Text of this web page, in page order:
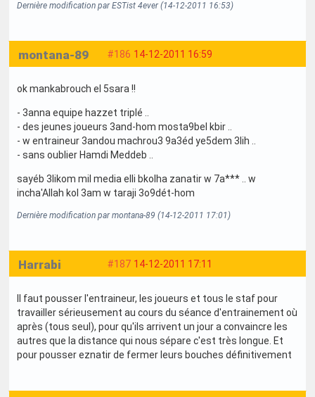
Dernière modification par ESTist 4ever (14-12-2011 16:53)
#186 14-12-2011 16:59
montana-89
ok mankabrouch el 5sara !!
- 3anna equipe hazzet triplé ..
- des jeunes joueurs 3and-hom mosta9bel kbir ..
- w entraineur 3andou machrou3 9a3éd ye5dem 3lih ..
- sans oublier Hamdi Meddeb ..
sayéb 3likom mil media elli bkolha zanatir w 7a*** .. w
incha'Allah kol 3am w taraji 3o9dét-hom
Dernière modification par montana-89 (14-12-2011 17:01)
#187 14-12-2011 17:11
Harrabi
Il faut pousser l'entraineur, les joueurs et tous le staf pour
travailler sérieusement au cours du séance d'entrainement où
après (tous seul), pour qu'ils arrivent un jour a convaincre les
autres que la distance qui nous sépare c'est très longue. Et
pour pousser eznatir de fermer leurs bouches définitivement